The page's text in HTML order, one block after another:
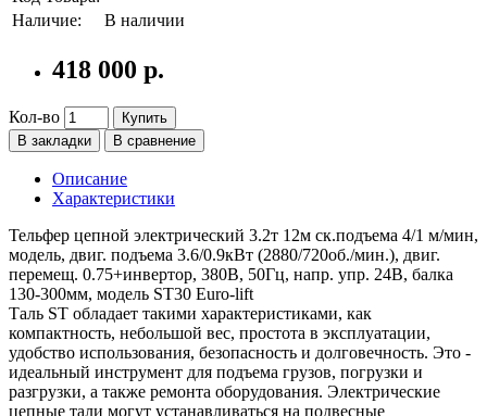
Наличие:
В наличии
418 000 р.
Кол-во
Купить
В закладки
В сравнение
Описание
Характеристики
Тельфер цепной электрический 3.2т 12м ск.подъема 4/1 м/мин,
модель, двиг. подъема 3.6/0.9кВт (2880/720об./мин.), двиг.
перемещ. 0.75+инвертор, 380В, 50Гц, напр. упр. 24В, балка
130-300мм, модель ST30 Euro-lift
Таль ST обладает такими характеристиками, как
компактность, небольшой вес, простота в эксплуатации,
удобство использования, безопасность и долговечность. Это -
идеальный инструмент для подъема грузов, погрузки и
разгрузки, а также ремонта оборудования. Электрические
цепные тали могут устанавливаться на подвесные